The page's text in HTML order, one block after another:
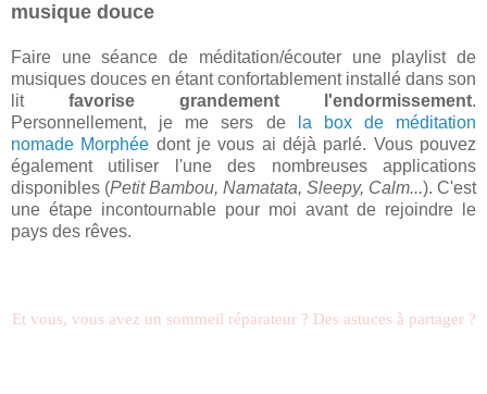
musique douce
Faire une séance de méditation/écouter une playlist de
musiques douces en étant confortablement installé dans son
lit favorise grandement l'endormissement.
Personnellement, je me sers de
la box de méditation
nomade Morphée dont je vous ai déjà parlé. Vous pouvez
également utiliser l'une des nombreuses applications
disponibles (Petit Bambou, Namatata, Sleepy, Calm...). C'est
une étape incontournable pour moi avant de rejoindre le
pays des rêves.
Et vous, vous avez un sommeil réparateur ? Des astuces à partager ?